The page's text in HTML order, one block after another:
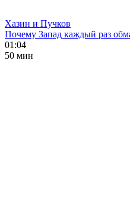
Хазин и Пучков
Почему Запад каждый раз
01:04
50 мин